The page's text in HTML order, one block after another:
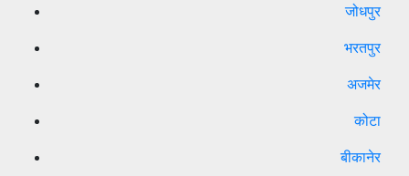
जोधपुर
भरतपुर
अजमेर
कोटा
बीकानेर